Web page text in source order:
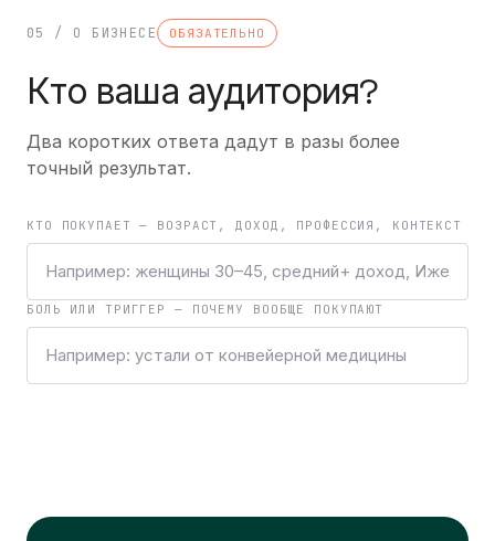
05 / О БИЗНЕСЕ ОБЯЗАТЕЛЬНО
Кто ваша аудитория?
Два коротких ответа дадут в разы более
точный результат.
КТО ПОКУПАЕТ — ВОЗРАСТ, ДОХОД, ПРОФЕССИЯ, КОНТЕКСТ
БОЛЬ ИЛИ ТРИГГЕР — ПОЧЕМУ ВООБЩЕ ПОКУПАЮТ